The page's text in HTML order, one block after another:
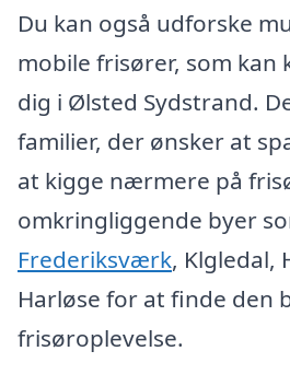
Du kan også udforske
mobile frisører, som kan
dig i Ølsted Sydstrand.
familier, der ønsker at
at kigge nærmere på
omkringliggende byer
Frederiksværk, Klgledal,
Harløse for at finde den
frisøroplevelse.